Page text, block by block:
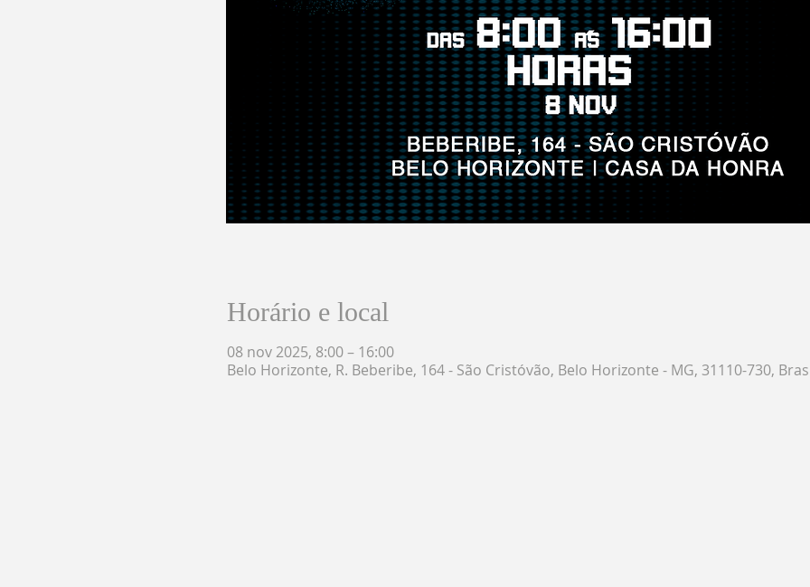
Horário e local
08 nov 2025, 8:00 – 16:00
Belo Horizonte, R. Beberibe, 164 - São Cristóvão, Belo Horizonte - MG, 31110-730,